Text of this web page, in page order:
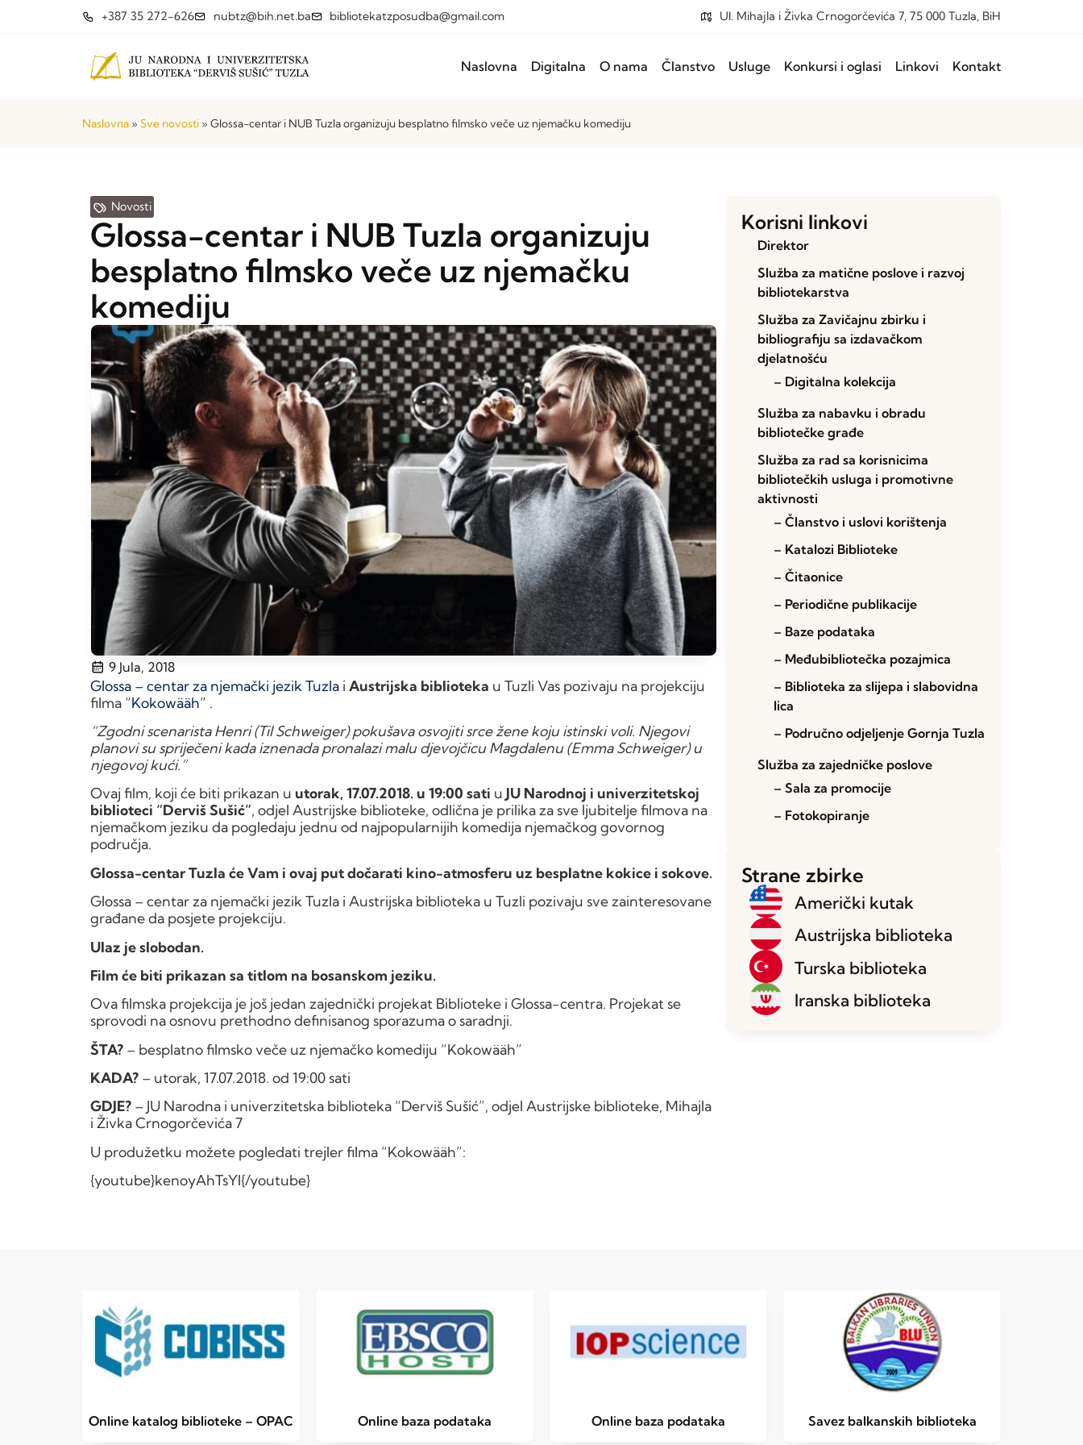
+387 35 272-626 nubtz@bih.net.ba bibliotekatzposudba@gmail.com Ul. Mihajla i Živka Crnogorčevića 7, 75 000 Tuzla, BiH
Naslovna Digitalna O nama Članstvo Usluge Konkursi i oglasi Linkovi Kontakt
Naslovna » Sve novosti » Glossa-centar i NUB Tuzla organizuju besplatno filmsko veče uz njemačku komediju
Novosti
Glossa-centar i NUB Tuzla organizuju
besplatno filmsko veče uz njemačku
komediju
9 Jula, 2018
Glossa – centar za njemački jezik Tuzla i Austrijska biblioteka u Tuzli Vas pozivaju na projekciju
filma “Kokowääh” .
“Zgodni scenarista Henri (Til Schweiger) pokušava osvojiti srce žene koju istinski voli. Njegovi
planovi su spriječeni kada iznenada pronalazi malu djevojčicu Magdalenu (Emma Schweiger) u
njegovoj kući.”
Ovaj film, koji će biti prikazan u utorak, 17.07.2018. u 19:00 sati u JU Narodnoj i univerzitetskoj
biblioteci “Derviš Sušić”, odjel Austrijske biblioteke, odlična je prilika za sve ljubitelje filmova na
njemačkom jeziku da pogledaju jednu od najpopularnijih komedija njemačkog govornog
područja.
Glossa-centar Tuzla će Vam i ovaj put dočarati kino-atmosferu uz besplatne kokice i sokove.
Glossa – centar za njemački jezik Tuzla i Austrijska biblioteka u Tuzli pozivaju sve zainteresovane
građane da posjete projekciju.
Ulaz je slobodan.
Film će biti prikazan sa titlom na bosanskom jeziku.
Ova filmska projekcija je još jedan zajednički projekat Biblioteke i Glossa-centra. Projekat se
sprovodi na osnovu prethodno definisanog sporazuma o saradnji.
ŠTA? – besplatno filmsko veče uz njemačko komediju “Kokowääh”
KADA? – utorak, 17.07.2018. od 19:00 sati
GDJE? – JU Narodna i univerzitetska biblioteka “Derviš Sušić”, odjel Austrijske biblioteke, Mihajla
i Živka Crnogorčevića 7
U produžetku možete pogledati trejler filma “Kokowääh”:
{youtube}kenoyAhTsYI{/youtube}
Korisni linkovi
Direktor
Služba za matične poslove i razvoj
bibliotekarstva
Služba za Zavičajnu zbirku i
bibliografiju sa izdavačkom
djelatnošću
– Digitalna kolekcija
Služba za nabavku i obradu
bibliotečke građe
Služba za rad sa korisnicima
bibliotečkih usluga i promotivne
aktivnosti
– Članstvo i uslovi korištenja
– Katalozi Biblioteke
– Čitaonice
– Periodične publikacije
– Baze podataka
– Međubibliotečka pozajmica
– Biblioteka za slijepa i slabovidna
lica
– Područno odjeljenje Gornja Tuzla
Služba za zajedničke poslove
– Sala za promocije
– Fotokopiranje
Strane zbirke
Američki kutak
Austrijska biblioteka
Turska biblioteka
Iranska biblioteka
Online katalog biblioteke – OPAC Online baza podataka Online baza podataka Savez balkanskih biblioteka